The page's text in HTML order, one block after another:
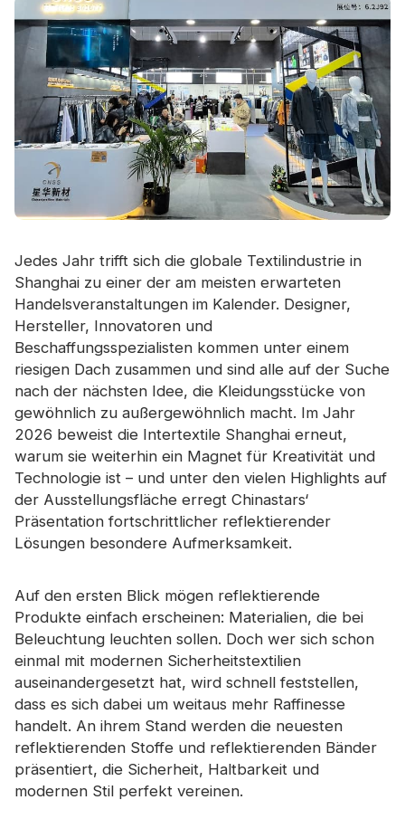
Jedes Jahr trifft sich die globale Textilindustrie in
Shanghai zu einer der am meisten erwarteten
Handelsveranstaltungen im Kalender. Designer,
Hersteller, Innovatoren und
Beschaffungsspezialisten kommen unter einem
riesigen Dach zusammen und sind alle auf der Suche
nach der nächsten Idee, die Kleidungsstücke von
gewöhnlich zu außergewöhnlich macht. Im Jahr
2026 beweist die Intertextile Shanghai erneut,
warum sie weiterhin ein Magnet für Kreativität und
Technologie ist – und unter den vielen Highlights auf
der Ausstellungsfläche erregt Chinastars‘
Präsentation fortschrittlicher reflektierender
Lösungen besondere Aufmerksamkeit.
Auf den ersten Blick mögen reflektierende
Produkte einfach erscheinen: Materialien, die bei
Beleuchtung leuchten sollen. Doch wer sich schon
einmal mit modernen Sicherheitstextilien
auseinandergesetzt hat, wird schnell feststellen,
dass es sich dabei um weitaus mehr Raffinesse
handelt. An ihrem Stand werden die neuesten
reflektierenden Stoffe und reflektierenden Bänder
präsentiert, die Sicherheit, Haltbarkeit und
modernen Stil perfekt vereinen.